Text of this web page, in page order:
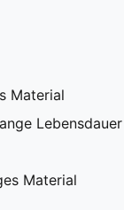
Material
Material